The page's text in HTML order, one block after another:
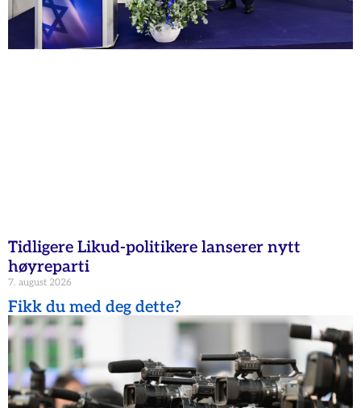
Tidligere Likud-politikere lanserer nytt
høyreparti
7. august 2026
Fikk du med deg dette?